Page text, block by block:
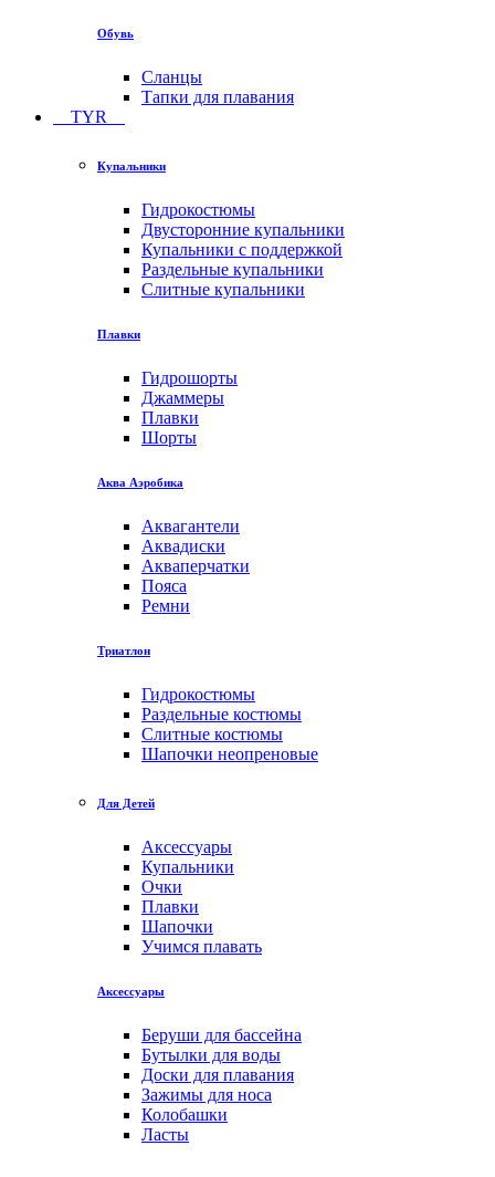
Обувь
Сланцы
Тапки для плавания
TYR
Купальники
Гидрокостюмы
Двусторонние купальники
Купальники с поддержкой
Раздельные купальники
Слитные купальники
Плавки
Гидрошорты
Джаммеры
Плавки
Шорты
Аква Аэробика
Аквагантели
Аквадиски
Акваперчатки
Пояса
Ремни
Триатлон
Гидрокостюмы
Раздельные костюмы
Слитные костюмы
Шапочки неопреновые
Для Детей
Аксессуары
Купальники
Очки
Плавки
Шапочки
Учимся плавать
Аксессуары
Беруши для бассейна
Бутылки для воды
Доски для плавания
Зажимы для носа
Колобашки
Ласты